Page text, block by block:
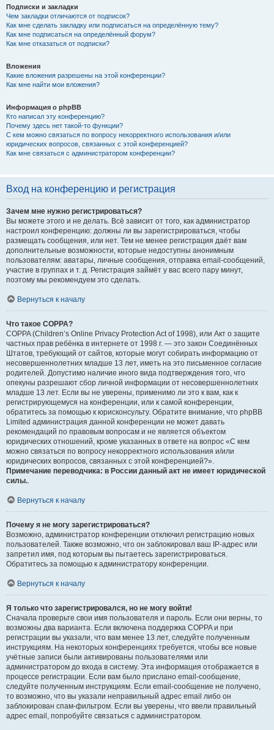
Подписки и закладки
Чем закладки отличаются от подписок?
Как мне сделать закладку или подписаться на определённую тему?
Как мне подписаться на определённый форум?
Как мне отказаться от подписки?
Вложения
Какие вложения разрешены на этой конференции?
Как мне найти мои вложения?
Информация о phpBB
Кто написал эту конференцию?
Почему здесь нет такой-то функции?
С кем можно связаться по вопросу некорректного использования и/или
юридических вопросов, связанных с этой конференцией?
Как мне связаться с администратором конференции?
Вход на конференцию и регистрация
Зачем мне нужно регистрироваться?
Вы можете этого и не делать. Всё зависит от того, как администратор
настроил конференцию: должны ли вы зарегистрироваться, чтобы
размещать сообщения, или нет. Тем не менее регистрация даёт вам
дополнительные возможности, которые недоступны анонимным
пользователям: аватары, личные сообщения, отправка email-сообщений,
участие в группах и т. д. Регистрация займёт у вас всего пару минут,
поэтому мы рекомендуем это сделать.
Вернуться к началу
Что такое COPPA?
COPPA (Children’s Online Privacy Protection Act of 1998), или Акт о защите
частных прав ребёнка в интернете от 1998 г. — это закон Соединённых
Штатов, требующий от сайтов, которые могут собирать информацию от
несовершеннолетних младше 13 лет, иметь на это письменное согласие
родителей. Допустимо наличие иного вида подтверждения того, что
опекуны разрешают сбор личной информации от несовершеннолетних
младше 13 лет. Если вы не уверены, применимо ли это к вам, как к
регистрирующемуся на конференции, или к самой конференции,
обратитесь за помощью к юрисконсульту. Обратите внимание, что phpBB
Limited администрация данной конференции не может давать
рекомендаций по правовым вопросам и не является объектом
юридических отношений, кроме указанных в ответе на вопрос «С кем
можно связаться по вопросу некорректного использования и/или
юридических вопросов, связанных с этой конференцией?».
Примечание переводчика: в России данный акт не имеет юридической
силы..
Вернуться к началу
Почему я не могу зарегистрироваться?
Возможно, администратор конференции отключил регистрацию новых
пользователей. Также возможно, что он заблокировал ваш IP-адрес или
запретил имя, под которым вы пытаетесь зарегистрироваться.
Обратитесь за помощью к администратору конференции.
Вернуться к началу
Я только что зарегистрировался, но не могу войти!
Сначала проверьте свои имя пользователя и пароль. Если они верны, то
возможны два варианта. Если включена поддержка COPPA и при
регистрации вы указали, что вам менее 13 лет, следуйте полученным
инструкциям. На некоторых конференциях требуется, чтобы все новые
учётные записи были активированы пользователями или
администратором до входа в систему. Эта информация отображается в
процессе регистрации. Если вам было прислано email-сообщение,
следуйте полученным инструкциям. Если email-сообщение не получено,
то возможно, что вы указали неправильный адрес email либо он
заблокирован спам-фильтром. Если вы уверены, что ввели правильный
адрес email, попробуйте связаться с администратором.